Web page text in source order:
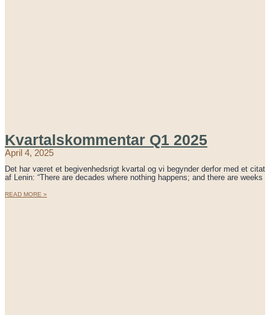
Kvartalskommentar Q1 2025
April 4, 2025
Det har været et begivenhedsrigt kvartal og vi begynder derfor med et citat
af Lenin: “There are decades where nothing happens; and there are weeks
READ MORE »